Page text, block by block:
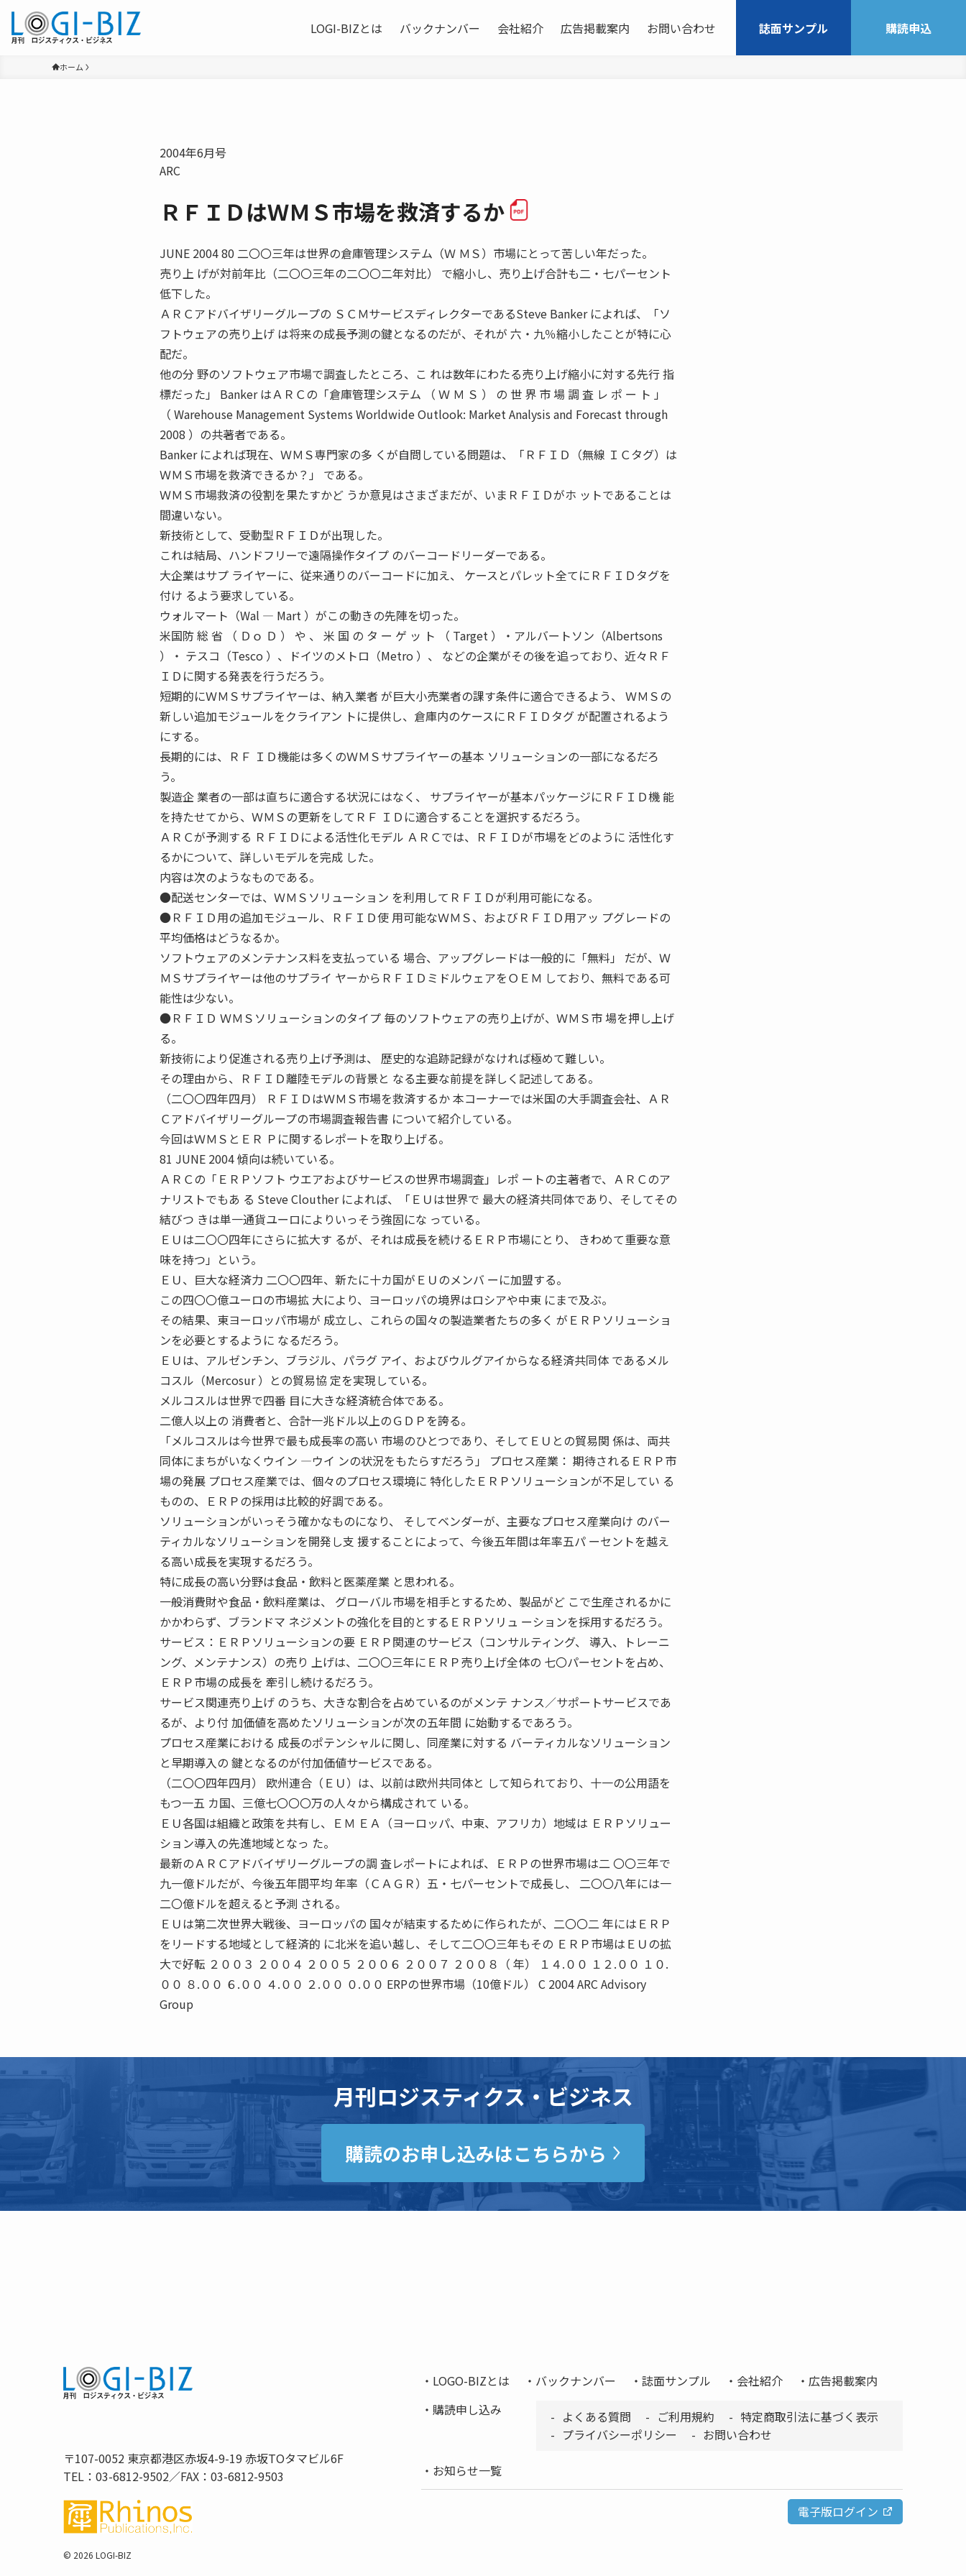
LOGI-BIZとは バックナンバー 会社紹介 広告掲載案内 お問い合わせ 誌面サンプル 購読申込
ホーム
2004年6月号
ARC
ＲＦＩＤはＷＭＳ市場を救済するか
JUNE 2004 80 二〇〇三年は世界の倉庫管理システム（Ｗ ＭＳ）市場にとって苦しい年だった。
売り上 げが対前年比（二〇〇三年の二〇〇二年対比） で縮小し、売り上げ合計も二・七パーセント
低下した。
ＡＲＣアドバイザリーグループの ＳＣＭサービスディレクターであるSteve Banker によれば、「ソ
フトウェアの売り上げ は将来の成長予測の鍵となるのだが、それが 六・九％縮小したことが特に心
配だ。
他の分 野のソフトウェア市場で調査したところ、こ れは数年にわたる売り上げ縮小に対する先行 指
標だった」 Banker はＡＲＣの「倉庫管理システム （ Ｗ Ｍ Ｓ ） の 世 界 市 場 調 査 レ ポ ー ト 」
（ Warehouse Management Systems Worldwide Outlook: Market Analysis and Forecast through
2008 ）の共著者である。
Banker によれば現在、ＷＭＳ専門家の多 くが自問している問題は、「ＲＦＩＤ（無線 ＩＣタグ）は
ＷＭＳ市場を救済できるか？」 である。
ＷＭＳ市場救済の役割を果たすかど うか意見はさまざまだが、いまＲＦＩＤがホ ットであることは
間違いない。
新技術として、受動型ＲＦＩＤが出現した。
これは結局、ハンドフリーで遠隔操作タイプ のバーコードリーダーである。
大企業はサプ ライヤーに、従来通りのバーコードに加え、 ケースとパレット全てにＲＦＩＤタグを
付け るよう要求している。
ウォルマート（Wal ― Mart ）がこの動きの先陣を切った。
米国防 総 省 （ Ｄｏ Ｄ ） や 、 米 国 の タ ー ゲ ッ ト （ Target ）・アルバートソン（Albertsons
）・ テスコ（Tesco ）、ドイツのメトロ（Metro ）、 などの企業がその後を追っており、近々ＲＦ
ＩＤに関する発表を行うだろう。
短期的にＷＭＳサプライヤーは、納入業者 が巨大小売業者の課す条件に適合できるよう、 ＷＭＳの
新しい追加モジュールをクライアン トに提供し、倉庫内のケースにＲＦＩＤタグ が配置されるよう
にする。
長期的には、ＲＦ ＩＤ機能は多くのＷＭＳサプライヤーの基本 ソリューションの一部になるだろ
う。
製造企 業者の一部は直ちに適合する状況にはなく、 サプライヤーが基本パッケージにＲＦＩＤ機 能
を持たせてから、ＷＭＳの更新をしてＲＦ ＩＤに適合することを選択するだろう。
ＡＲＣが予測する ＲＦＩＤによる活性化モデル ＡＲＣでは、ＲＦＩＤが市場をどのように 活性化す
るかについて、詳しいモデルを完成 した。
内容は次のようなものである。
●配送センターでは、ＷＭＳソリューション を利用してＲＦＩＤが利用可能になる。
●ＲＦＩＤ用の追加モジュール、ＲＦＩＤ使 用可能なＷＭＳ、およびＲＦＩＤ用アッ プグレードの
平均価格はどうなるか。
ソフトウェアのメンテナンス料を支払っている 場合、アップグレードは一般的に「無料」 だが、Ｗ
ＭＳサプライヤーは他のサプライ ヤーからＲＦＩＤミドルウェアをＯＥＭ しており、無料である可
能性は少ない。
●ＲＦＩＤ ＷＭＳソリューションのタイプ 毎のソフトウェアの売り上げが、ＷＭＳ市 場を押し上げ
る。
新技術により促進される売り上げ予測は、 歴史的な追跡記録がなければ極めて難しい。
その理由から、ＲＦＩＤ離陸モデルの背景と なる主要な前提を詳しく記述してある。
（二〇〇四年四月） ＲＦＩＤはＷＭＳ市場を救済するか 本コーナーでは米国の大手調査会社、ＡＲ
Ｃアドバイザリーグループの市場調査報告書 について紹介している。
今回はＷＭＳとＥＲ Ｐに関するレポートを取り上げる。
81 JUNE 2004 傾向は続いている。
ＡＲＣの「ＥＲＰソフト ウエアおよびサービスの世界市場調査」レポ ートの主著者で、ＡＲＣのア
ナリストでもあ る Steve Clouther によれば、「ＥＵは世界で 最大の経済共同体であり、そしてその
結びつ きは単一通貨ユーロによりいっそう強固にな っている。
ＥＵは二〇〇四年にさらに拡大す るが、それは成長を続けるＥＲＰ市場にとり、 きわめて重要な意
味を持つ」という。
ＥＵ、巨大な経済力 二〇〇四年、新たに十カ国がＥＵのメンバ ーに加盟する。
この四〇〇億ユーロの市場拡 大により、ヨーロッパの境界はロシアや中東 にまで及ぶ。
その結果、東ヨーロッパ市場が 成立し、これらの国々の製造業者たちの多く がＥＲＰソリューショ
ンを必要とするように なるだろう。
ＥＵは、アルゼンチン、ブラジル、パラグ アイ、およびウルグアイからなる経済共同体 であるメル
コスル（Mercosur ）との貿易協 定を実現している。
メルコスルは世界で四番 目に大きな経済統合体である。
二億人以上の 消費者と、合計一兆ドル以上のＧＤＰを誇る。
「メルコスルは今世界で最も成長率の高い 市場のひとつであり、そしてＥＵとの貿易関 係は、両共
同体にまちがいなくウイン ―ウイ ンの状況をもたらすだろう」 プロセス産業： 期待されるＥＲＰ市
場の発展 プロセス産業では、個々のプロセス環境に 特化したＥＲＰソリューションが不足してい る
ものの、ＥＲＰの採用は比較的好調である。
ソリューションがいっそう確かなものになり、 そしてベンダーが、主要なプロセス産業向け のバー
ティカルなソリューションを開発し支 援することによって、今後五年間は年率五パ ーセントを越え
る高い成長を実現するだろう。
特に成長の高い分野は食品・飲料と医薬産業 と思われる。
一般消費財や食品・飲料産業は、 グローバル市場を相手とするため、製品がど こで生産されるかに
かかわらず、ブランドマ ネジメントの強化を目的とするＥＲＰソリュ ーションを採用するだろう。
サービス：ＥＲＰソリューションの要 ＥＲＰ関連のサービス（コンサルティング、 導入、トレーニ
ング、メンテナンス）の売り 上げは、二〇〇三年にＥＲＰ売り上げ全体の 七〇パーセントを占め、
ＥＲＰ市場の成長を 牽引し続けるだろう。
サービス関連売り上げ のうち、大きな割合を占めているのがメンテ ナンス／サポートサービスであ
るが、より付 加価値を高めたソリューションが次の五年間 に始動するであろう。
プロセス産業における 成長のポテンシャルに関し、同産業に対する バーティカルなソリューション
と早期導入の 鍵となるのが付加価値サービスである。
（二〇〇四年四月） 欧州連合（ＥＵ）は、以前は欧州共同体と して知られており、十一の公用語を
もつ一五 カ国、三億七〇〇〇万の人々から構成されて いる。
ＥＵ各国は組織と政策を共有し、ＥＭ ＥＡ（ヨーロッパ、中東、アフリカ）地域は ＥＲＰソリュー
ション導入の先進地域となっ た。
最新のＡＲＣアドバイザリーグループの調 査レポートによれば、ＥＲＰの世界市場は二 〇〇三年で
九一億ドルだが、今後五年間平均 年率（ＣＡＧＲ）五・七パーセントで成長し、 二〇〇八年には一
二〇億ドルを超えると予測 される。
ＥＵは第二次世界大戦後、ヨーロッパの 国々が結束するために作られたが、二〇〇二 年にはＥＲＰ
をリードする地域として経済的 に北米を追い越し、そして二〇〇三年もその ＥＲＰ市場はＥＵの拡
大で好転 ２００３ ２００４ ２００５ ２００６ ２００７ ２００８（ 年） １４.００ １２.００ １０.
００ ８.００ ６.００ ４.００ ２.００ ０.００ ERPの世界市場（10億ドル） C 2004 ARC Advisory
Group
月刊ロジスティクス・ビジネス
購読のお申し込みはこちらから
〒107-0052 東京都港区赤坂4-9-19 赤坂TOタマビル6F
TEL：03-6812-9502／FAX：03-6812-9503
© 2026 LOGI-BIZ
LOGO-BIZとは バックナンバー 誌面サンプル 会社紹介
広告掲載案内
購読申し込み
よくある質問 ご利用規約
特定商取引法に基づく表示
プライバシーポリシー
お問い合わせ
お知らせ一覧
電子版ログイン